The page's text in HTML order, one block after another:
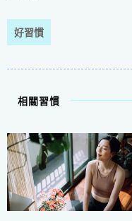
好習慣
相關習慣